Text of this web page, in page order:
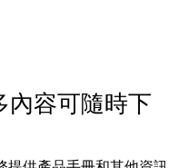
內容可隨時下